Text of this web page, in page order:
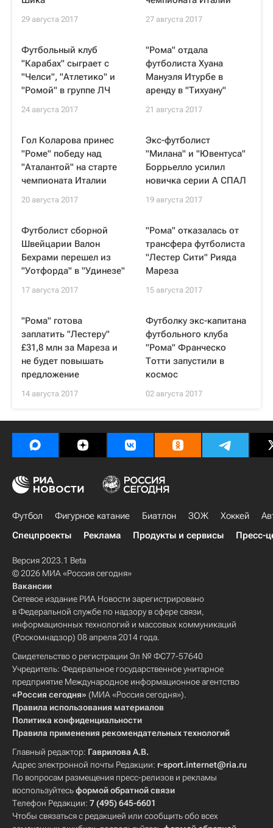
29 августа 2017 27 августа 2017
Футбольный клуб
"Карабах" сыграет с
"Челси", "Атлетико" и
"Ромой" в группе ЛЧ
24 августа 2017
"Рома" отдала
футболиста Хуана
Мануэля Итурбе в
аренду в "Тихуану"
21 августа 2017
Гол Коларова принес
"Роме" победу над
"Аталантой" на старте
чемпионата Италии
20 августа 2017
Экс-футболист
"Милана" и "Ювентуса"
Боррьелло усилил
новичка серии А СПАЛ
19 августа 2017
Футболист сборной
Швейцарии Валон
Бехрами перешел из
"Уотфорда" в "Удинезе"
17 августа 2017
"Рома" отказалась от
трансфера футболиста
"Лестер Сити" Рияда
Мареза
15 августа 2017
"Рома" готова
заплатить "Лестеру"
£31,8 млн за Мареза и
не будет повышать
предложение
14 августа 2017
Футболку экс-капитана
футбольного клуба
"Рома" Франческо
Тотти запустили в
космос
02 августа 2017
Футбол Фигурное катание Биатлон ЗОЖ Хоккей
Спецпроекты
Реклама Продукты и сервисы Пресс-
Версия 2023.1 Beta
© 2026 МИА «Россия сегодня»
Вакансии
Сетевое издание РИА Новости зарегистрировано
в Федеральной службе по надзору в сфере связи,
информационных технологий и массовых коммуникаций
(Роскомнадзор) 08 апреля 2014 года.
Свидетельство о регистрации Эл № ФС77-57640
Учредитель: Федеральное государственное унитарное
предприятие Международное информационное агентство
«Россия сегодня» (МИА «Россия сегодня»).
Правила использования материалов
Политика конфиденциальности
Правила применения рекомендательных технологий
Главный редактор: Гаврилова А.В.
Адрес электронной почты Редакции: r-sport.internet@ria.ru
По вопросам размещения пресс-релизов и рекламы
воспользуйтесьформой обратной связи
Телефон Редакции: 7 (495) 645-6601
Чтобы связаться с редакцией или сообщить обо всех